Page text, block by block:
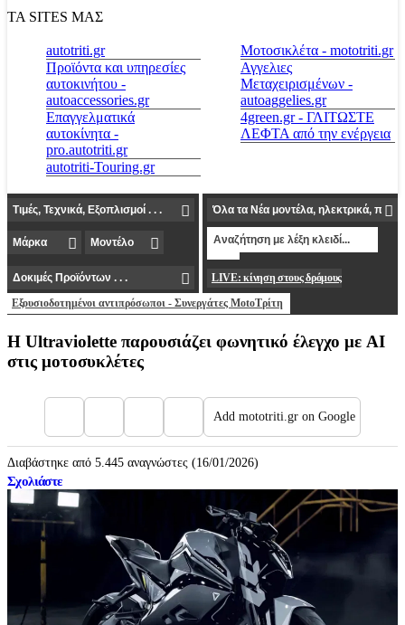
ΤΑ SITES ΜΑΣ
autotriti.gr
Προϊόντα και υπηρεσίες
αυτοκινήτου -
autoaccessories.gr
Επαγγελματικά
αυτοκίνητα -
pro.autotriti.gr
autotriti-Touring.gr
Μοτοσικλέτα - mototriti.gr
Αγγελιες
Μεταχειρισμένων -
autoaggelies.gr
4green.gr - ΓΛΙΤΩΣΤΕ
ΛΕΦΤΑ από την ενέργεια
LIVE: κίνηση στους δρόμους
Εξουσιοδοτημένοι αντιπρόσωποι - Συνεργάτες MotoΤρίτη
Η Ultraviolette παρουσιάζει φωνητικό έλεγχο με AI
στις μοτοσυκλέτες
Add mototriti.gr on Google
Διαβάστηκε από 5.445 αναγνώστες (16/01/2026)
Σχολιάστε